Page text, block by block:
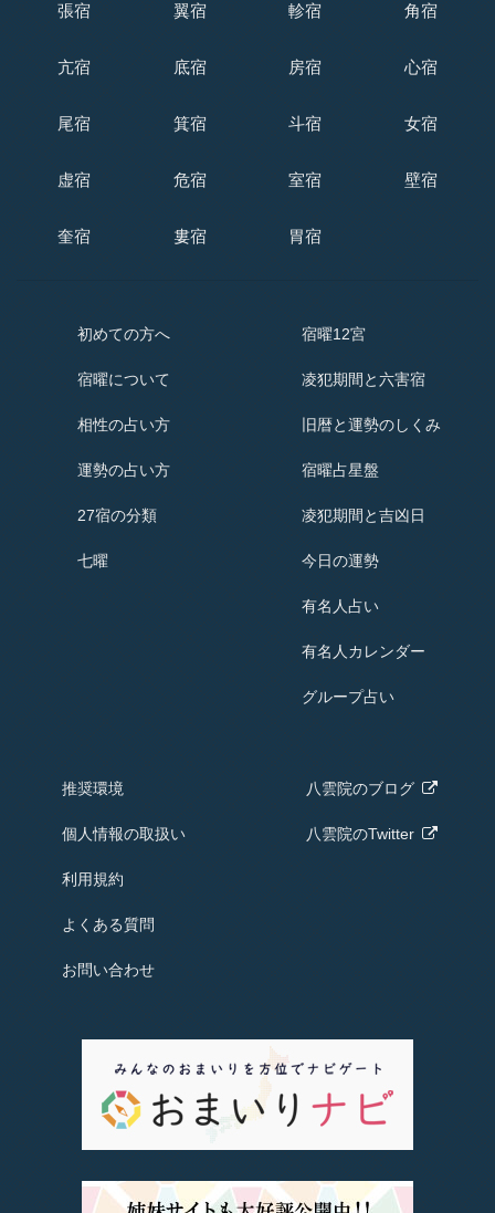
張宿 翼宿 軫宿 角宿
亢宿 底宿 房宿 心宿
尾宿 箕宿 斗宿 女宿
虚宿 危宿 室宿 壁宿
奎宿 婁宿 胃宿
初めての方へ
宿曜について
相性の占い方
運勢の占い方
27宿の分類
七曜
宿曜12宮
凌犯期間と六害宿
旧暦と運勢のしくみ
宿曜占星盤
凌犯期間と吉凶日
今日の運勢
有名人占い
有名人カレンダー
グループ占い
推奨環境
個人情報の取扱い
利用規約
よくある質問
お問い合わせ
八雲院のブログ
八雲院のTwitter